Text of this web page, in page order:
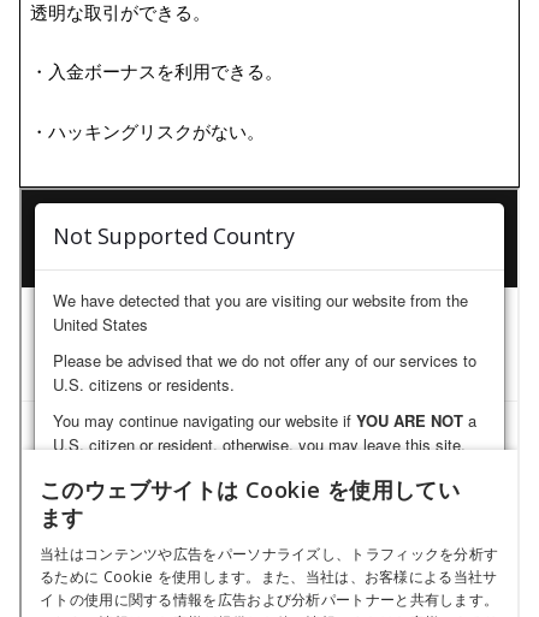
透明な取引ができる。
・入金ボーナスを利用できる。
・ハッキングリスクがない。